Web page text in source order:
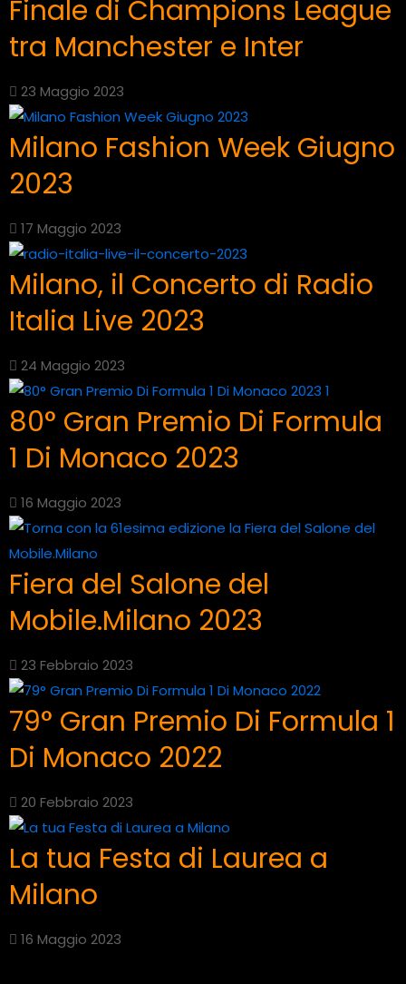
Finale di Champions League
tra Manchester e Inter
23 Maggio 2023
Milano Fashion Week Giugno
2023
17 Maggio 2023
Milano, il Concerto di Radio
Italia Live 2023
24 Maggio 2023
80° Gran Premio Di Formula
1 Di Monaco 2023
16 Maggio 2023
Fiera del Salone del
Mobile.Milano 2023
23 Febbraio 2023
79° Gran Premio Di Formula 1
Di Monaco 2022
20 Febbraio 2023
La tua Festa di Laurea a
Milano
16 Maggio 2023